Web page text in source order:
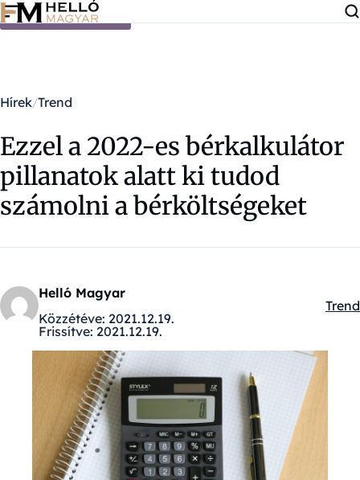
Ugrás a tartalomra
Hírek Trend
Ezzel a 2022-es bérkalkulátor
pillanatok alatt ki tudod
számolni a bérköltségeket
Helló Magyar
Közzétéve: 2021.12.19.
Frissítve: 2021.12.19.
Trend